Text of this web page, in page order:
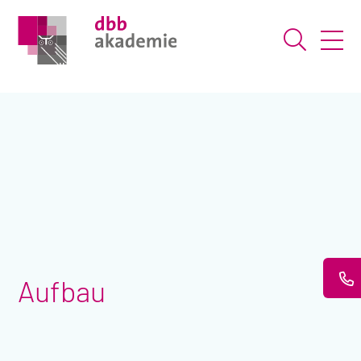
Suche
Aufbau